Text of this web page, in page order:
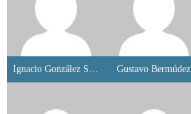
Ignacio González Santos Gustavo Bermúdez